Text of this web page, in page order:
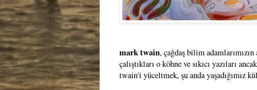
mark twain, çağdaş bilim
çalıştıkları o köhne ve sıkıcı yazıları
twain'i yüceltmek, şu anda yaşadığımız